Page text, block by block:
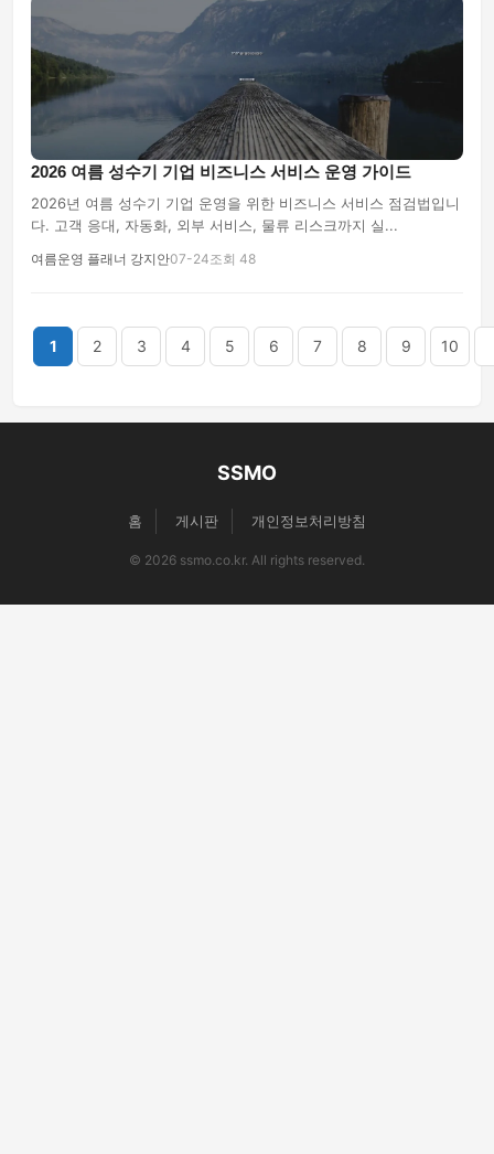
2026 여름 성수기 기업 비즈니스 서비스 운영 가이드
2026년 여름 성수기 기업 운영을 위한 비즈니스 서비스 점검법입니
다. 고객 응대, 자동화, 외부 서비스, 물류 리스크까지 실...
여름운영 플래너 강지안07-24조회 48
1 2 3 4 5 6 7 8 9 10
SSMO
홈 게시판 개인정보처리방침
© 2026 ssmo.co.kr. All rights reserved.